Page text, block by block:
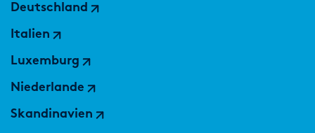
Deutschland
Italien
Luxemburg
Niederlande
Skandinavien